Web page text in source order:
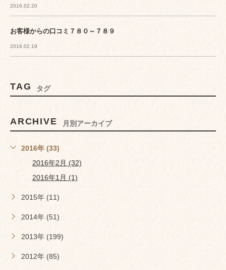
2016.02.20
お客様からの口コミ７８０～７８９
2016.02.19
TAG タグ
ARCHIVE 月別アーカイブ
2016年 (33)
2016年2月 (32)
2016年1月 (1)
2015年 (11)
2014年 (51)
2013年 (199)
2012年 (85)